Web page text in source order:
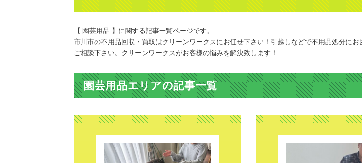
【 園芸用品 】に関する記事一覧ページです。
市川市の不用品回収・買取はクリーンワークスにお任せ下さい！引越しなどで不用品処分にお
ご相談下さい。クリーンワークスがお客様の悩みを解決致します！
園芸用品エリアの記事一覧